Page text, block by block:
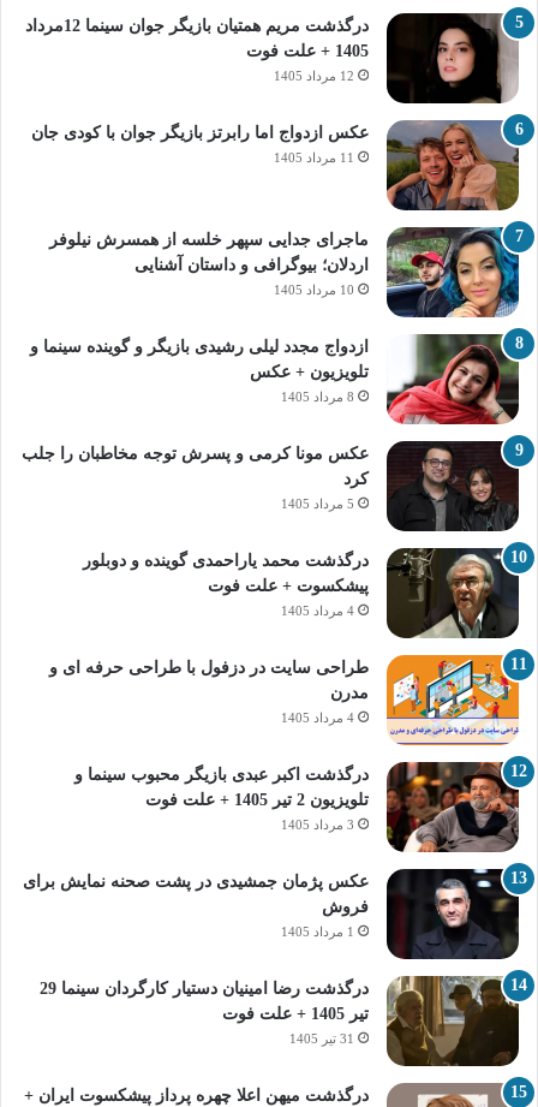
درگذشت مریم همتیان بازیگر جوان سینما 12مرداد
1405 + علت فوت
12 مرداد 1405
عکس ازدواج اما رابرتز بازیگر جوان با کودی جان
11 مرداد 1405
ماجرای جدایی سپهر خلسه از همسرش نیلوفر
اردلان؛ بیوگرافی و داستان آشنایی
10 مرداد 1405
ازدواج مجدد لیلی رشیدی بازیگر و گوینده سینما و
تلویزیون + عکس
8 مرداد 1405
عکس مونا کرمی و پسرش توجه مخاطبان را جلب
کرد
5 مرداد 1405
درگذشت محمد یاراحمدی گوینده و دوبلور
پیشکسوت + علت فوت
4 مرداد 1405
طراحی سایت در دزفول با طراحی حرفه‌ ای و
مدرن
4 مرداد 1405
درگذشت اکبر عبدی بازیگر محبوب سینما و
تلویزیون 2 تیر 1405 + علت فوت
3 مرداد 1405
عکس پژمان جمشیدی در پشت صحنه نمایش برای
فروش
1 مرداد 1405
درگذشت رضا امینیان دستیار کارگردان سینما 29
تیر 1405 + علت فوت
31 تیر 1405
درگذشت میهن اعلا چهره پرداز پیشکسوت ایران +